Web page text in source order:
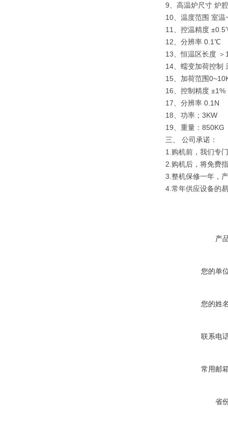
9、高温炉尺寸 炉
10、温度范围 室
11、控温精度
12、分辨率 0.1℃
13、恒温区长度 ＞
14、蠕变加荷控制
15、加荷范围
16、控制精度 ±1%
17、分辨率 0.1N
18、功率；3KW
19、重量：850KG
三、 公司承诺：
1.购机前，我们专
2.购机后，将免费
3.整机保修一年，
4.常年供应设备的
产
您的单
您的姓
联系电
常用邮
省